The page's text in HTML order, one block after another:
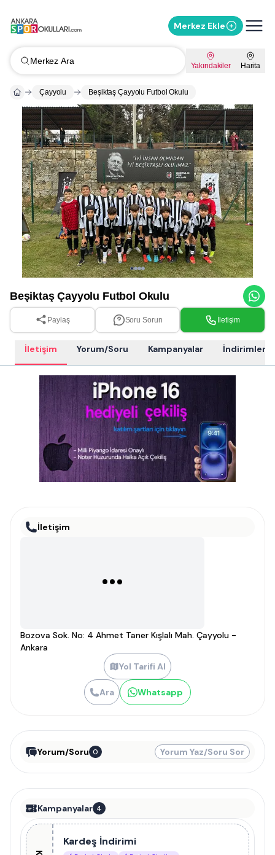
Merkez Ekle
Merkez Ara Yakındakiler Harita
Çayyolu Beşiktaş Çayyolu Futbol Okulu
Whatsapp ile Mesaj Gönder
%10İndirimi Sor
Kampanyaları Sor
Beşiktaş Çayyolu Futbol Okulu
Paylaş Soru Sorun İletişim
İletişim Yorum/Soru Kampanyalar İndirimler
İletişim
Bozova Sok. No: 4 Ahmet Taner Kışlalı Mah. Çayyolu -
Ankara
Yol Tarifi Al
Ara Whatsapp
Yorum/Soru 0 Yorum Yaz/Soru Sor
Kampanyalar 4
Kardeş İndirimi